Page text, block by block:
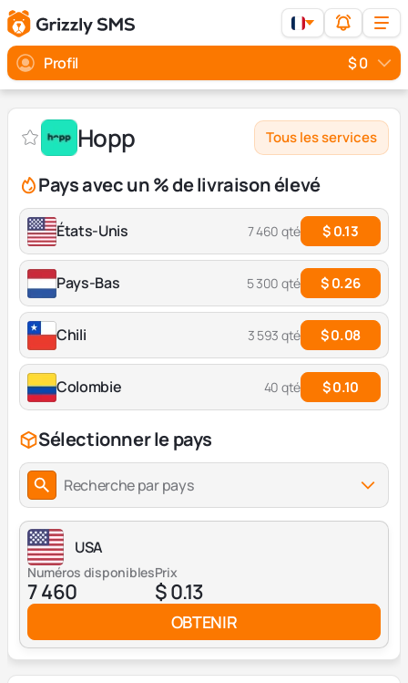
Profil $ 0
Hopp Tous les services
Pays avec un % de livraison élevé
États-Unis 7 460 qté $ 0.13
Pays-Bas 5 300 qté $ 0.26
Chili 3 593 qté $ 0.08
Colombie 40 qté $ 0.10
Sélectionner le pays
Recherche par pays
USA
Numéros disponibles
7 460
Prix
$ 0.13
OBTENIR